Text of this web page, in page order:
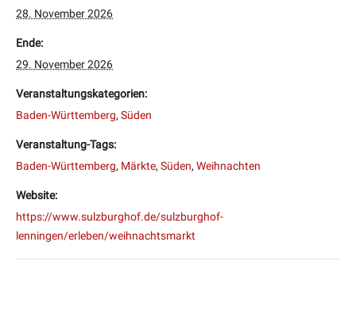
28. November 2026
Ende:
29. November 2026
Veranstaltungskategorien:
Baden-Württemberg, Süden
Veranstaltung-Tags:
Baden-Württemberg, Märkte, Süden, Weihnachten
Website:
https://www.sulzburghof.de/sulzburghof-
lenningen/erleben/weihnachtsmarkt